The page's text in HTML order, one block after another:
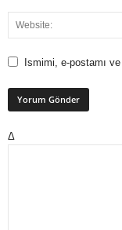
Ismimi, e-postamı
Δ